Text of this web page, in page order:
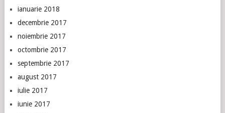
ianuarie 2018
decembrie 2017
noiembrie 2017
octombrie 2017
septembrie 2017
august 2017
iulie 2017
iunie 2017